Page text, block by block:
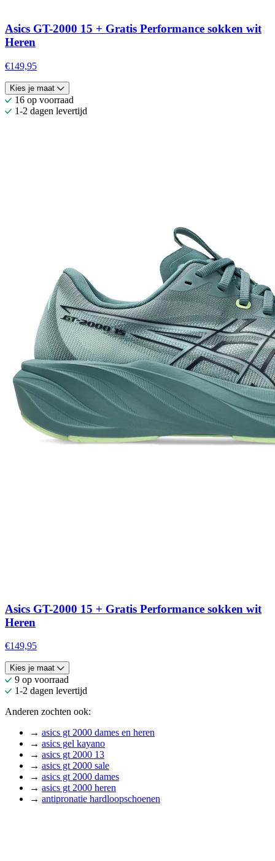
Asics GT-2000 15 + Gratis Performance sokken wit
Heren
€149,95
Kies je maat
16 op voorraad
1-2 dagen levertijd
Asics GT-2000 15 + Gratis Performance sokken wit
Heren
€149,95
Kies je maat
9 op voorraad
1-2 dagen levertijd
Anderen zochten ook:
→ asics gt 2000 dames en heren
→ asics gel kayano
→ asics gt 2000 13
→ asics gt 2000 sale
→ asics gt 2000 dames
→ asics gt 2000 heren
→ antipronatie hardloopschoenen